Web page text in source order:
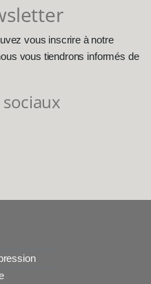
vous inscrire à notre
vous tiendrons informés de